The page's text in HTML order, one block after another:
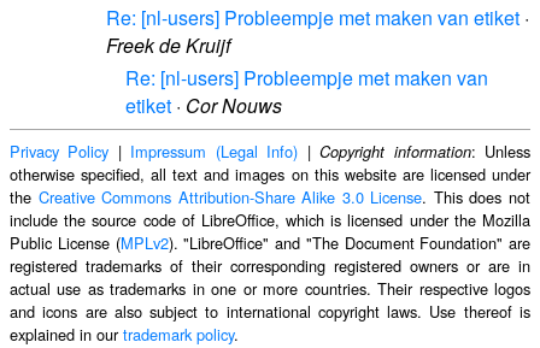
Re: [nl-users] Probleempje met maken van etiket ·
Freek de Kruijf
Re: [nl-users] Probleempje met maken van
etiket · Cor Nouws
Privacy Policy | Impressum (Legal Info) |Copyright information: Unless
otherwise specified, all text and images on this website are licensed under
the Creative Commons Attribution-Share Alike 3.0 License. This does not
include the source code of LibreOffice, which is licensed under the Mozilla
Public License (MPLv2). "LibreOffice" and "The Document Foundation" are
registered trademarks of their corresponding registered owners or are in
actual use as trademarks in one or more countries. Their respective logos
and icons are also subject to international copyright laws. Use thereof is
explained in ourtrademark policy.